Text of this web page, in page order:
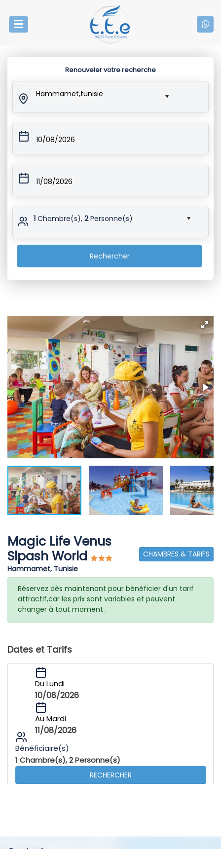
Renouveler votre recherche
Hammamet,tunisie
10/08/2026
11/08/2026
1 Chambre(s),2Personne(s)
Rechercher
Magic Life Venus
Slpash World
Hammamet, Tunisie
CHAMBRES & TARIFS
Réservez dès maintenant pour bénéficier d'un tarif
attractif,car les prix sont variables et peuvent
changer à tout moment .
Dates et Tarifs
Du Lundi
10/08/2026
Au Mardi
11/08/2026
Bénéficiaire(s)
1 Chambre(s),2Personne(s)
RECHERCHER